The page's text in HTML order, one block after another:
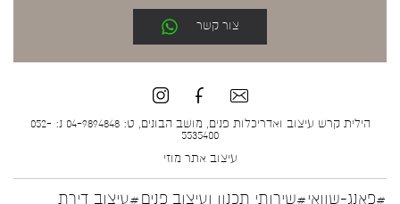
צור קשר
הילית קרש עיצוב ואדריכלות פנים, מושב הבונים, ט: 04-9894848 נ: 052-
5535400
עיצוב אתר מוזי
#פאנג-שוואי#שירותי תכנון ועיצוב פנים#עיצוב דירת